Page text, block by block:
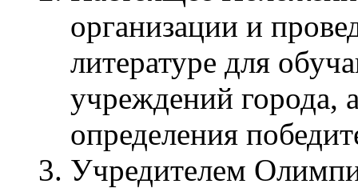
организации и
литературе для
учреждений города,
определения
Учредителем